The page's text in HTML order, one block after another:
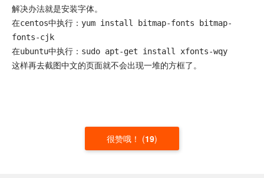
解决办法就是安装字体。
在centos中执行：yum install bitmap-fonts bitmap-
fonts-cjk
在ubuntu中执行：sudo apt-get install xfonts-wqy
这样再去截图中文的页面就不会出现一堆的方框了。
很赞哦！ (19)